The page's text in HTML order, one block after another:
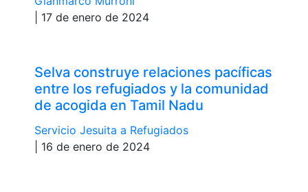
| 17 de enero de 2024
Selva construye relaciones pacíficas
entre los refugiados y la comunidad
de acogida en Tamil Nadu
Servicio Jesuita a Refugiados
| 16 de enero de 2024